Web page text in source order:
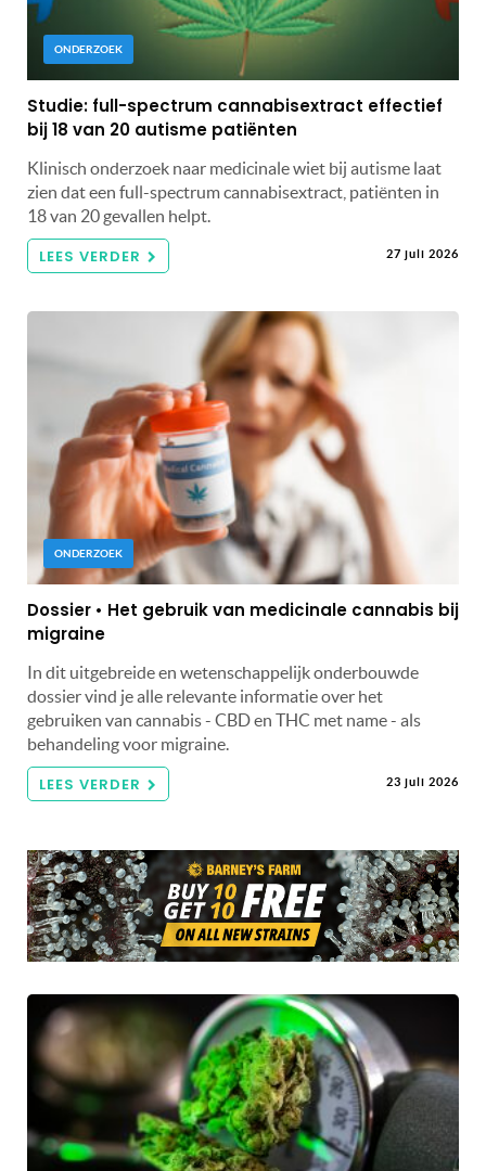
ONDERZOEK
Studie: full-spectrum cannabisextract effectief
bij 18 van 20 autisme patiënten
Klinisch onderzoek naar medicinale wiet bij autisme laat
zien dat een full-spectrum cannabisextract, patiënten in
18 van 20 gevallen helpt.
LEES VERDER 27 juli 2026
ONDERZOEK
Dossier • Het gebruik van medicinale cannabis bij
migraine
In dit uitgebreide en wetenschappelijk onderbouwde
dossier vind je alle relevante informatie over het
gebruiken van cannabis - CBD en THC met name - als
behandeling voor migraine.
LEES VERDER 23 juli 2026